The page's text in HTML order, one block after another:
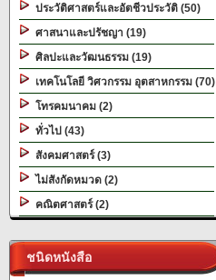
ประวัติศาสตร์และอัตชีวประวัติ (50)
ศาสนาและปรัชญา (19)
ศิลปะและวัฒนธรรม (19)
เทคโนโลยี วิศวกรรม อุตสาหกรรม (70)
โทรคมนาคม (2)
ทั่วไป (43)
สังคมศาสตร์ (3)
ไม่สังกัดหมวด (2)
คณิตศาสตร์ (2)
ชนิดหนังสือ